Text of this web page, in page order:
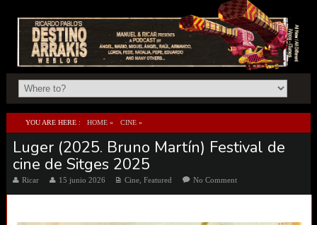
YOU ARE HERE : HOME » CINE »
LUGER (2025. BRUNO MARTÍN) FESTIVAL DE CINE DE SITGES 2025
Luger (2025. Bruno Martín) Festival de
cine de Sitges 2025
Ricar 15 junio 2026 Cine, Featured No Comment